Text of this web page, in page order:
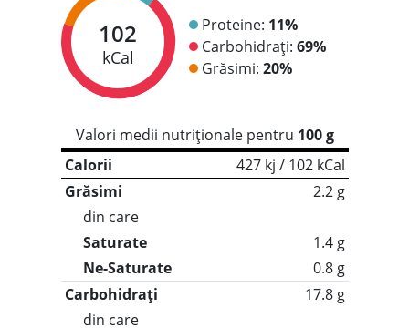
102
kCal
Proteine: 11%
Carbohidrați: 69%
Grăsimi: 20%
Valori medii nutriționale pentru 100 g
Calorii
427 kj / 102 kCal
Grăsimi
2.2 g
din care
Saturate
1.4 g
Ne-Saturate
0.8 g
Carbohidrați
17.8 g
din care